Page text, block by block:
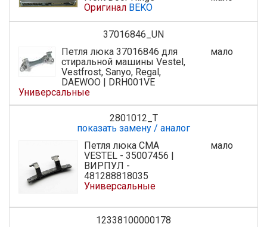
Оригинал BEKO
37016846_UN
Петля люка 37016846 для
стиральной машины Vestel,
Vestfrost, Sanyo, Regal,
DAEWOO | DRH001VE
Универсальные
мало
2801012_T
показать замену / аналог
Петля люка СМА
VESTEL - 35007456 |
ВИРПУЛ -
481288818035
Универсальные
мало
12338100000178